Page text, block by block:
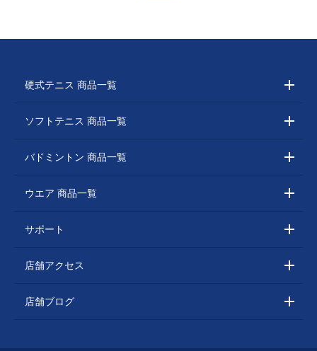
硬式テニス 商品一覧
ソフトテニス 商品一覧
バドミントン 商品一覧
ウエア 商品一覧
サポート
店舗アクセス
店舗ブログ